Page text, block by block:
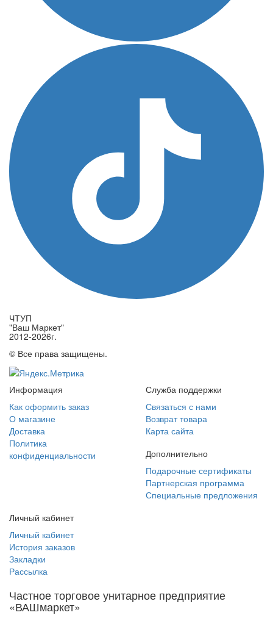
ЧТУП
"Ваш Маркет"
2012-2026г.
© Все права защищены.
Информация
Как оформить заказ
О магазине
Доставка
Политика
конфиденциальности
Служба поддержки
Связаться с нами
Возврат товара
Карта сайта
Дополнительно
Подарочные сертификаты
Партнерская программа
Специальные предложения
Личный кабинет
Личный кабинет
История заказов
Закладки
Рассылка
Частное торговое унитарное предприятие
«ВАШмаркет»